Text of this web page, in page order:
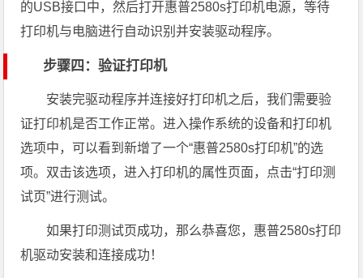
的USB接口中，然后打开惠普2580s打印机电源，等待
打印机与电脑进行自动识别并安装驱动程序。
步骤四：验证打印机
安装完驱动程序并连接好打印机之后，我们需要验
证打印机是否工作正常。进入操作系统的设备和打印机
选项中，可以看到新增了一个“惠普2580s打印机”的选
项。双击该选项，进入打印机的属性页面，点击“打印测
试页”进行测试。
如果打印测试页成功，那么恭喜您，惠普2580s打印
机驱动安装和连接成功！